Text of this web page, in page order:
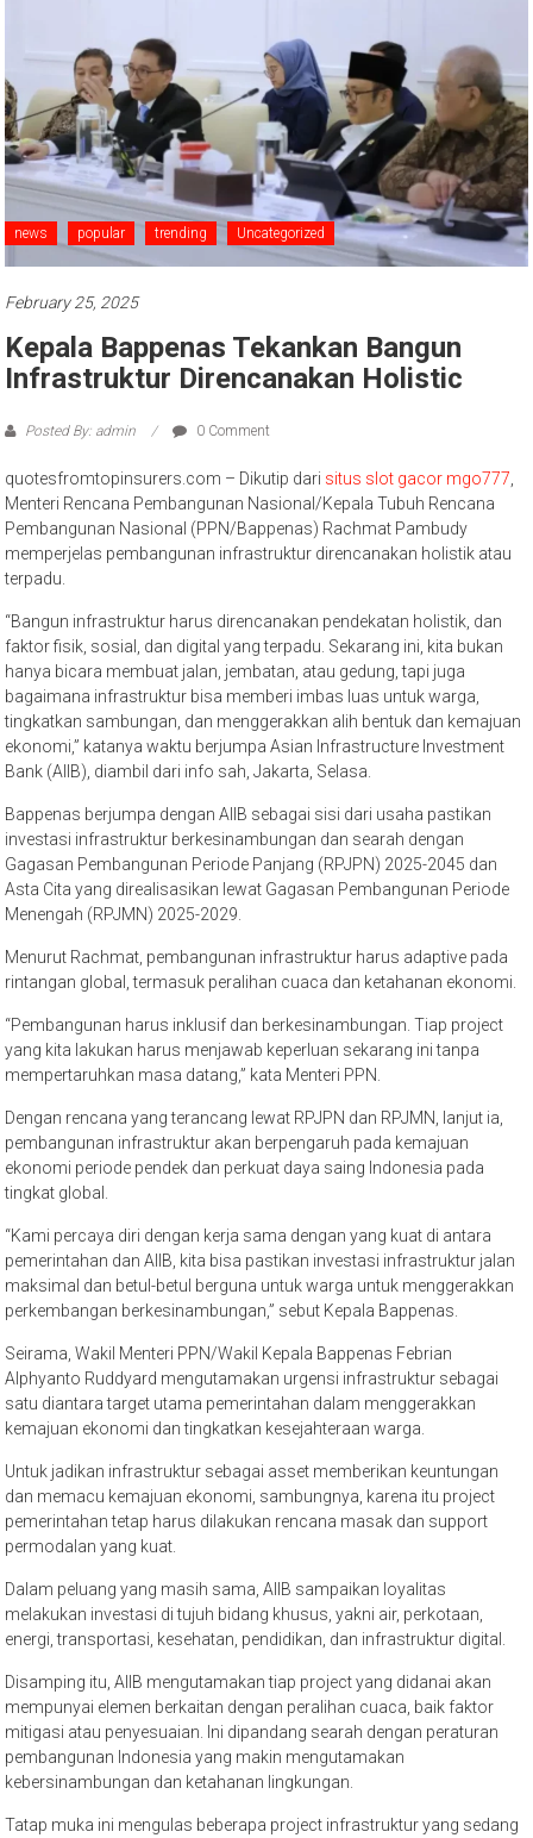
news popular trending Uncategorized
February 25, 2025
Kepala Bappenas Tekankan Bangun
Infrastruktur Direncanakan Holistic
Posted By: admin 0 Comment
quotesfromtopinsurers.com – Dikutip dari situs slot gacor mgo777
Menteri Rencana Pembangunan Nasional/Kepala Tubuh Rencana
Pembangunan Nasional (PPN/Bappenas) Rachmat Pambudy
memperjelas pembangunan infrastruktur direncanakan holistik atau
terpadu.
“Bangun infrastruktur harus direncanakan pendekatan holistik, dan
faktor fisik, sosial, dan digital yang terpadu. Sekarang ini, kita bukan
hanya bicara membuat jalan, jembatan, atau gedung, tapi juga
bagaimana infrastruktur bisa memberi imbas luas untuk warga,
tingkatkan sambungan, dan menggerakkan alih bentuk dan kemajuan
ekonomi,” katanya waktu berjumpa Asian Infrastructure Investment
Bank (AIIB), diambil dari info sah, Jakarta, Selasa.
Bappenas berjumpa dengan AIIB sebagai sisi dari usaha pastikan
investasi infrastruktur berkesinambungan dan searah dengan
Gagasan Pembangunan Periode Panjang (RPJPN) 2025-2045 dan
Asta Cita yang direalisasikan lewat Gagasan Pembangunan Periode
Menengah (RPJMN) 2025-2029.
Menurut Rachmat, pembangunan infrastruktur harus adaptive pada
rintangan global, termasuk peralihan cuaca dan ketahanan ekonomi.
“Pembangunan harus inklusif dan berkesinambungan. Tiap project
yang kita lakukan harus menjawab keperluan sekarang ini tanpa
mempertaruhkan masa datang,” kata Menteri PPN.
Dengan rencana yang terancang lewat RPJPN dan RPJMN, lanjut ia,
pembangunan infrastruktur akan berpengaruh pada kemajuan
ekonomi periode pendek dan perkuat daya saing Indonesia pada
tingkat global.
“Kami percaya diri dengan kerja sama dengan yang kuat di antara
pemerintahan dan AIIB, kita bisa pastikan investasi infrastruktur jalan
maksimal dan betul-betul berguna untuk warga untuk menggerakkan
perkembangan berkesinambungan,” sebut Kepala Bappenas.
Seirama, Wakil Menteri PPN/Wakil Kepala Bappenas Febrian
Alphyanto Ruddyard mengutamakan urgensi infrastruktur sebagai
satu diantara target utama pemerintahan dalam menggerakkan
kemajuan ekonomi dan tingkatkan kesejahteraan warga.
Untuk jadikan infrastruktur sebagai asset memberikan keuntungan
dan memacu kemajuan ekonomi, sambungnya, karena itu project
pemerintahan tetap harus dilakukan rencana masak dan support
permodalan yang kuat.
Dalam peluang yang masih sama, AIIB sampaikan loyalitas
melakukan investasi di tujuh bidang khusus, yakni air, perkotaan,
energi, transportasi, kesehatan, pendidikan, dan infrastruktur digital.
Disamping itu, AIIB mengutamakan tiap project yang didanai akan
mempunyai elemen berkaitan dengan peralihan cuaca, baik faktor
mitigasi atau penyesuaian. Ini dipandang searah dengan peraturan
pembangunan Indonesia yang makin mengutamakan
kebersinambungan dan ketahanan lingkungan.
Tatap muka ini mengulas beberapa project infrastruktur yang sedang